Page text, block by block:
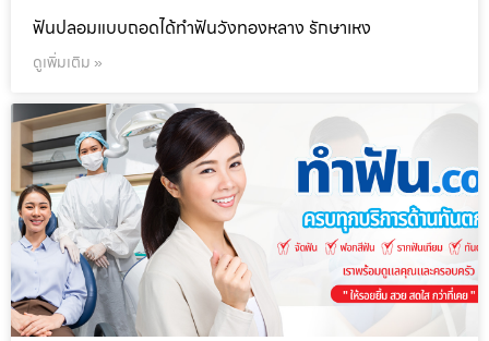
ฟันปลอมแบบถอดได้ทำฟันวังทองหลาง รักษาเหง
ดูเพิ่มเติม »